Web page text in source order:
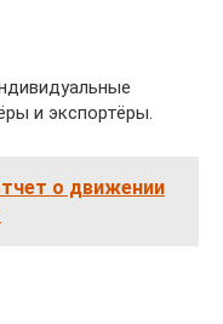
и экспортёры.
о движении